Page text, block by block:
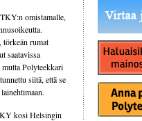
omistamalle,
törkeän rumat
saatavissa
mutta Polyteekkari
siitä, että se
kosi Helsingin